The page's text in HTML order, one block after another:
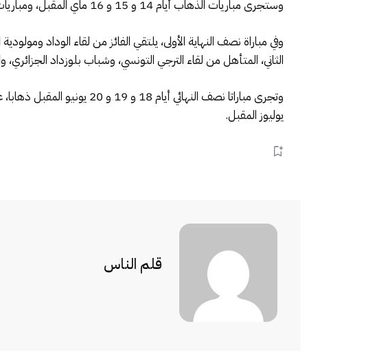
وستجرى مباريات الذهاب أيام 14 و 15 و 16 ماي المقبل، ومباريات الإياب أيام 21 و 22 و 23 من نفس الشهر.
وفي مباراة نصف النهاية الأولى، يلتقي الفائز من لقاء الوداد
الثاني، المتأهل من لقاء الترجي التونسي، وشباب بلوزداد
يوليوز المقبل.
قلم الناس